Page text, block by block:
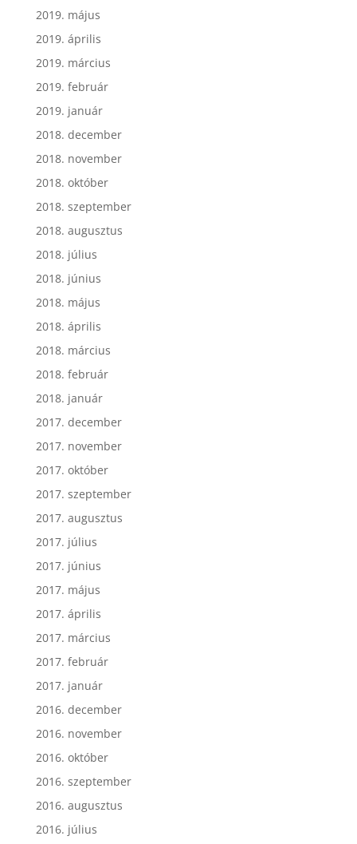
2019. május
2019. április
2019. március
2019. február
2019. január
2018. december
2018. november
2018. október
2018. szeptember
2018. augusztus
2018. július
2018. június
2018. május
2018. április
2018. március
2018. február
2018. január
2017. december
2017. november
2017. október
2017. szeptember
2017. augusztus
2017. július
2017. június
2017. május
2017. április
2017. március
2017. február
2017. január
2016. december
2016. november
2016. október
2016. szeptember
2016. augusztus
2016. július